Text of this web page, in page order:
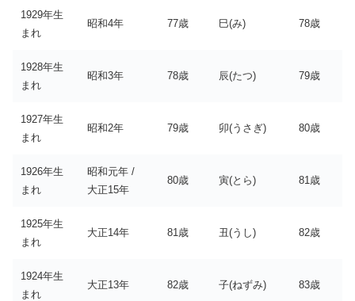
1929年生
まれ
昭和4年 77歳 巳(み) 78歳
1928年生
まれ
昭和3年 78歳 辰(たつ) 79歳
1927年生
まれ
昭和2年 79歳 卯(うさぎ) 80歳
1926年生
まれ
昭和元年 /
大正15年
80歳 寅(とら) 81歳
1925年生
まれ
大正14年 81歳 丑(うし) 82歳
1924年生
まれ
大正13年 82歳 子(ねずみ) 83歳